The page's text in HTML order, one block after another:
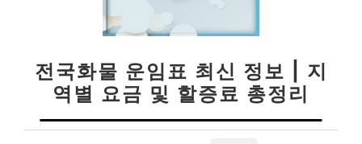
전국화물 운임표 최신 정보 | 지
역별 요금 및 할증료 총정리